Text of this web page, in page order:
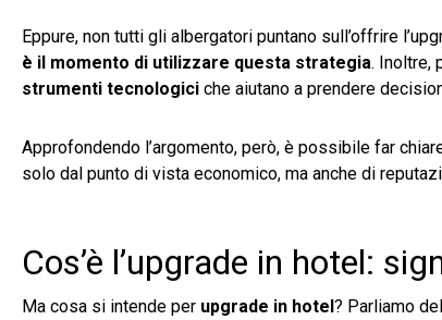
Eppure, non tutti gli albergatori puntano sull’offrire
è il momento di utilizzare questa strategia. Inoltre,
strumenti tecnologici che aiutano a prendere
Approfondendo l’argomento, però, è possibile far
solo dal punto di vista economico, ma anche di
Cos’è l’upgrade in hotel:
Ma cosa si intende per upgrade in hotel ? Parliamo